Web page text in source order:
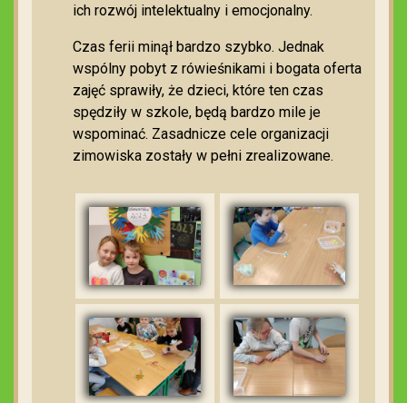
ich rozwój intelektualny i emocjonalny.
Czas ferii minął bardzo szybko. Jednak
wspólny pobyt z rówieśnikami i bogata oferta
zajęć sprawiły, że dzieci, które ten czas
spędziły w szkole, będą bardzo mile je
wspominać. Zasadnicze cele organizacji
zimowiska zostały w pełni zrealizowane.